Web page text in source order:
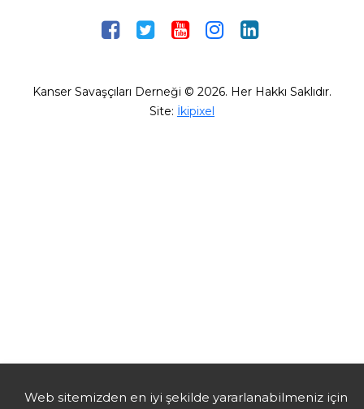
Kanser Savaşçıları Derneği © 2026. Her Hakkı Saklıdır.
Site: İkipixel
Web sitemizden en iyi şekilde yararlanabilmeniz için